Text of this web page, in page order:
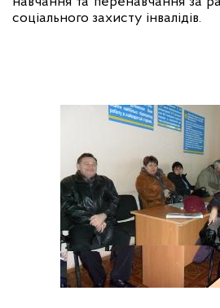
соціального захисту інвалідів.